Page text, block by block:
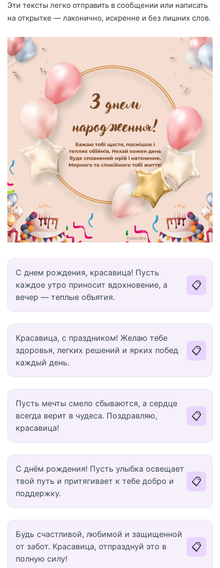
Эти тексты легко отправить в сообщении или написать
на открытке — лаконично, искренне и без лишних слов.
С днем рождения, красавица! Пусть
каждое утро приносит вдохновение, а
вечер — теплые объятия.
📋
Красавица, с праздником! Желаю тебе
здоровья, легких решений и ярких побед
каждый день.
📋
Пусть мечты смело сбываются, а сердце
всегда верит в чудеса. Поздравляю,
красавица!
📋
С днём рождения! Пусть улыбка освещает
твой путь и притягивает к тебе добро и
поддержку.
📋
Будь счастливой, любимой и защищенной
от забот. Красавица, отпразднуй это в
полную силу!
📋